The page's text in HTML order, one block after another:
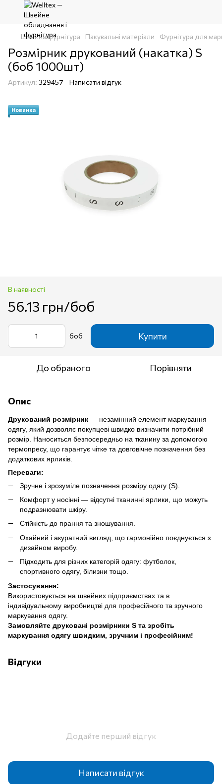
Швейна фурнітура Пакувальні матеріали Фурнітура для
Розмірник друкований (накатка) S
(боб 1000шт)
Артикул: 329457 Написати відгук
Новинка
В наявності
56.13 грн/боб
боб Купити
До обраного Порівняти
Опис
Друкований розмірник — незамінний елемент маркування
одягу, який дозволяє покупцеві швидко визначити потрібний
розмір. Наноситься безпосередньо на тканину за допомогою
термопресу, що гарантує чітке та довговічне позначення без
додаткових ярликів.
Переваги:
Зручне і зрозуміле позначення розміру одягу (S).
Комфорт у носінні — відсутні тканинні ярлики, що можуть
подразнювати шкіру.
Стійкість до прання та зношування.
Охайний і акуратний вигляд, що гармонійно поєднується з
дизайном виробу.
Підходить для різних категорій одягу: футболок,
спортивного одягу, білизни тощо.
Застосування:
Використовується на швейних підприємствах та в
індивідуальному виробництві для професійного та зручного
маркування одягу.
Замовляйте друковані розмірники S та зробіть
маркування одягу швидким, зручним і професійним!
Відгуки
Додайте перший відгук
Написати відгук